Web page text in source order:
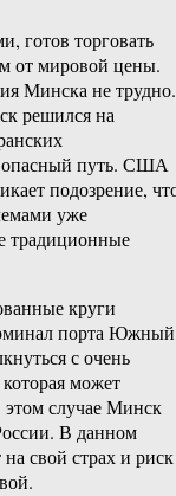
готов торговать
от мировой цены.
Минска не трудно.
решился на
опасный путь. США
подозрение,
уже
традиционные
круги
порта Южный
с очень
может
этом случае Минск
В данном
на свой страх и риск